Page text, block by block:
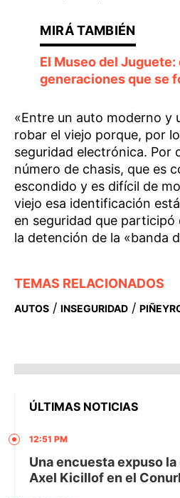
El Museo del
generaciones que se
«Entre un auto moderno y
robar el viejo porque, por
seguridad electrónica. Por
número de chasis, que es
escondido y es difícil de
viejo esa identificación
en seguridad que
la detención de la «banda
TEMAS RELACIONADOS
AUTOS / INSEGURIDAD /
ÚLTIMAS NOTICIAS
12:51 PM
Una encuesta expuso
Axel Kicillof en el